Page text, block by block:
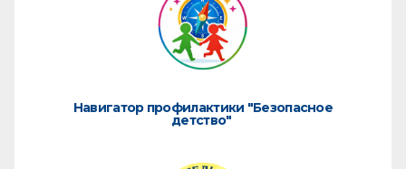
Навигатор профилактики "Безопасное
детство"